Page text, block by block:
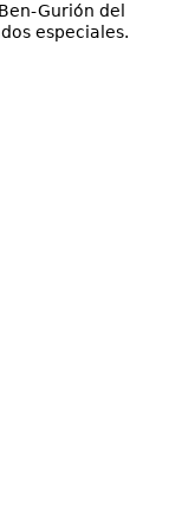
Gurión del
especiales.